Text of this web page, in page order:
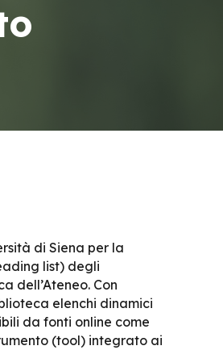
di Siena per la
list) degli
dell’Ateneo. Con
elenchi dinamici
da fonti online come
(tool) integrato ai